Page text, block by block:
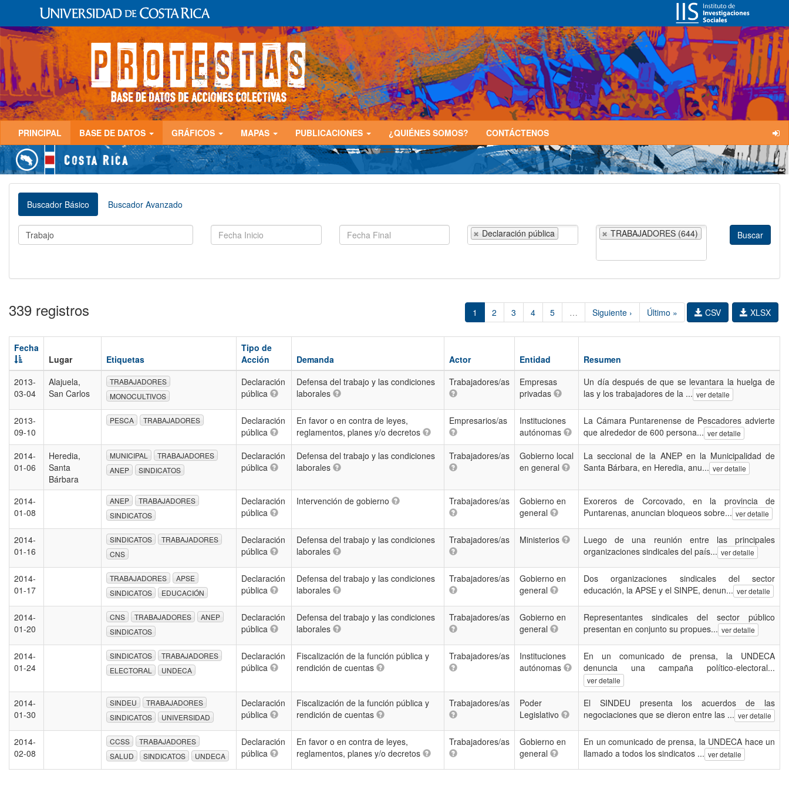
PRINCIPAL BASE DE DATOS GRÁFICOS MAPAS PUBLICACIONES ¿QUIÉNES SOMOS? CONTÁCTENOS
Buscador Básico Buscador Avanzado
Declaración pública TRABAJADORES (644)
339 registros 1 2 3 4 5 … Siguiente › Último » XLSX
CSV
Fecha
Lugar
Etiquetas
Tipo de
Acción
Demanda Actor Entidad
Resumen
2013-
03-04
Alajuela,
San Carlos
TRABAJADORES
MONOCULTIVOS
Declaración
pública
Defensa del trabajo y las condiciones
laborales
Trabajadores/as
Empresas
privadas
Un día después de que se levantara la huelga de
las y los trabajadores de la ... ver detalle
2013-
09-10
PESCA TRABAJADORES
Declaración
pública
En favor o en contra de leyes,
reglamentos, planes y/o decretos
Empresarios/as
Instituciones
autónomas
La Cámara Puntarenense de Pescadores advierte
que alrededor de 600 persona... ver detalle
2014-
01-06
Heredia,
Santa
Bárbara
MUNICIPAL
TRABAJADORES
ANEP
SINDICATOS
Declaración
pública
Defensa del trabajo y las condiciones
laborales
Trabajadores/as
Gobierno local
en general
La seccional de la ANEP en la Municipalidad de
Santa Bárbara, en Heredia, anu... ver detalle
2014-
01-08
ANEP
TRABAJADORES
SINDICATOS
Declaración
pública
Intervención de gobierno Trabajadores/as
Gobierno en
general
Exoreros de Corcovado, en la provincia de
Puntarenas, anuncian bloqueos sobre... ver detalle
2014-
01-16
SINDICATOS
TRABAJADORES
CNS
Declaración
pública
Defensa del trabajo y las condiciones
laborales
Trabajadores/as Ministerios
Luego de una reunión entre las principales
organizaciones sindicales del país... ver detalle
2014-
01-17
TRABAJADORES
APSE
SINDICATOS
EDUCACIÓN
Declaración
pública
Defensa del trabajo y las condiciones
laborales
Trabajadores/as
Gobierno en
general
Dos organizaciones sindicales del sector
educación, la APSE y el SINPE, denun... ver detalle
2014-
01-20
CNS TRABAJADORES
ANEP
SINDICATOS
Declaración
pública
Defensa del trabajo y las condiciones
laborales
Trabajadores/as
Gobierno en
general
Representantes sindicales del sector público
presentan en conjunto su propues... ver detalle
2014-
01-24
SINDICATOS
TRABAJADORES
ELECTORAL
UNDECA
Declaración
pública
Fiscalización de la función pública y
rendición de cuentas
Trabajadores/as
Instituciones
autónomas
En un comunicado de prensa, la UNDECA
denuncia una campaña político-electoral...
ver detalle
2014-
01-30
SINDEU
TRABAJADORES
SINDICATOS
UNIVERSIDAD
Declaración
pública
Fiscalización de la función pública y
rendición de cuentas
Trabajadores/as
Poder
Legislativo
El SINDEU presenta los acuerdos de las
negociaciones que se dieron entre las ... ver detalle
2014-
02-08
CCSS
TRABAJADORES
SALUD
SINDICATOS UNDECA
Declaración
pública
En favor o en contra de leyes,
reglamentos, planes y/o decretos
Trabajadores/as
Gobierno en
general
En un comunicado de prensa, la UNDECA hace un
llamado a todos los sindicatos ... ver detalle